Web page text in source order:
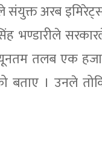
संयुक्त अरब
भण्डारीले
तलब एक हजार
बताए । उनले